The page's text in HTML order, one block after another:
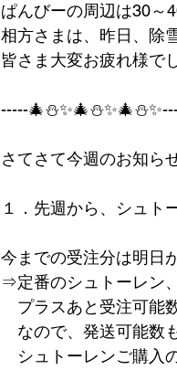
ぱんびーの周辺は30～
相方さまは、昨日、除
皆さま大変お疲れ様で
-----
さてさて今週のお知ら
１．先週から、シュト
今までの受注分は明日
⇒定番のシュトーレン
プラスあと受注可能
なので、発送可能数
シュトーレンご購入